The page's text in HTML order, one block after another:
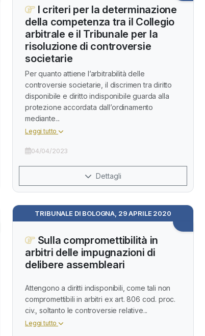
I criteri per la determinazione
della competenza tra il Collegio
arbitrale e il Tribunale per la
risoluzione di controversie
societarie
Per quanto attiene l’arbitrabilità delle
controversie societarie, il discrimen tra diritto
disponibile e diritto indisponibile guarda alla
protezione accordata dall’ordinamento
mediante...
Leggi tutto
04/04/2023
Dettagli
TRIBUNALE DI BOLOGNA, 29 APRILE 2020
Sulla compromettibilità in
arbitri delle impugnazioni di
delibere assembleari
Attengono a diritti indisponibili, come tali non
compromettibili in arbitri ex art. 806 cod. proc.
civ., soltanto le controversie relative...
Leggi tutto